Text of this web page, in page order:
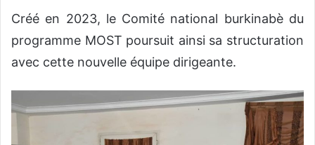
Créé en 2023, le Comité national burkinabè du
programme MOST poursuit ainsi sa structuration
avec cette nouvelle équipe dirigeante.